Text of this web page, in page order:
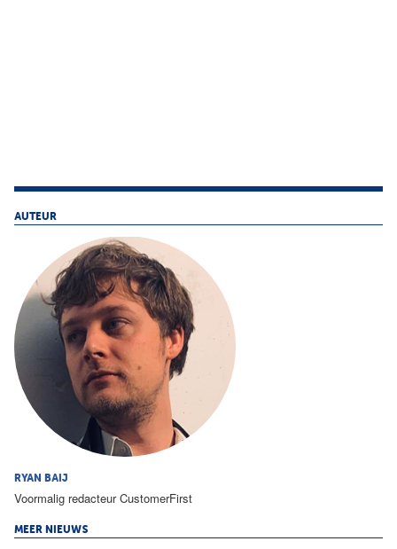
AUTEUR
RYAN BAIJ
Voormalig redacteur CustomerFirst
MEER NIEUWS